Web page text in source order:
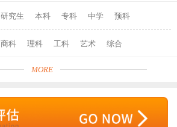
研究生 本科 专科 中学 预科
商科 理科 工科 艺术 综合
MORE